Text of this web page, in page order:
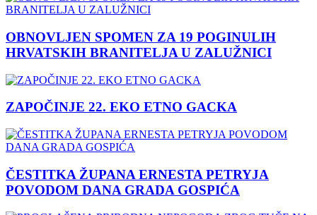
OBNOVLJEN SPOMEN ZA 19 POGINULIH
HRVATSKIH BRANITELJA U ZALUŽNICI
ZAPOČINJE 22. EKO ETNO GACKA
ČESTITKA ŽUPANA ERNESTA PETRYJA
POVODOM DANA GRADA GOSPIĆA